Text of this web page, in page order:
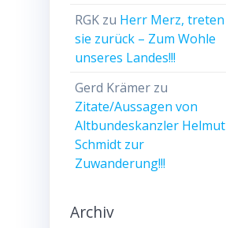
RGK zu Herr Merz, treten
sie zurück – Zum Wohle
unseres Landes!!!
Gerd Krämer zu
Zitate/Aussagen von
Altbundeskanzler Helmut
Schmidt zur
Zuwanderung!!!
Archiv